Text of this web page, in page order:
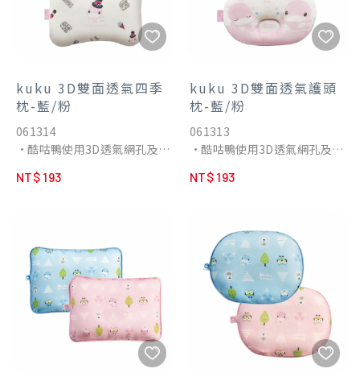
•零高度護頸─讓無頸部曲線
的初生寶寶頸椎無縫隙貼合床
面，享受最自然舒適的仰躺方
•延伸睡墊─藉由延伸的下擺
固定枕頭位置，防止寶寶翻身
時偏離枕頭。
•哺睡兩用枕─餵奶、睡枕雙
結合，省力支撐寶寶頭部並隔
絕黏膩肌膚接觸，讓寶寶安
心、舒服的喝奶。
材質，搭配網眼透氣底層，讓
枕內濕熱暖空氣迅速從下方排
印刷，不含甲醛、螢光劑，不
必擔心寶寶沾染有害物質。
kuku 3D雙面透氣四季
枕-藍/粉
061314
•酷咕鴨使用3D透氣網孔及美
徹底告別悶熱天氣享睡一年四
純棉表布，觸感親膚柔軟，吸
汗且透氣，寶寶倍感舒適好入
眠。
•透氣舒適正面精選吸濕純棉
材質，搭配網眼透氣底層，讓
枕內濕熱暖空氣迅速從下方排
NT$ 193
kuku 3D雙面透氣護頭
枕-藍/粉
061313
•酷咕鴨使用3D透氣網孔及美
蓬鬆柔軟的觸感提供完整且理
•純棉柔軟酷咕鴨堅持100%
純棉表布，觸感親膚柔軟，吸
汗且透氣，寶寶倍感舒適好入
•透氣舒適正面精選吸濕純棉
材質，搭配網眼透氣底層，讓
枕內濕熱暖空氣迅速從下方排
NT$ 193